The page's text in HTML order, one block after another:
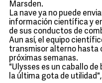
Marsden.
La nave ya no puede
información científica y
de sus conductos de
Aun así, el equipo
transmisor alterno hasta
próximas semanas.
"Ulysses es un caballo
la última gota de